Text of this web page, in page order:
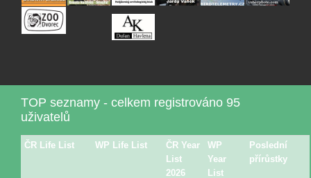
TOP seznamy - celkem registrováno 95
uživatelů
ČR Life List WP Life List
ČR Year
List
2026
WP
Year
List
Poslední
přírůstky